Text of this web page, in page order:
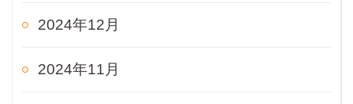
2024年12月
2024年11月